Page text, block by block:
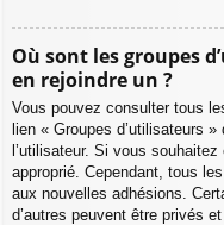
Où sont les groupes
en rejoindre un ?
Vous pouvez consulter tous
lien « Groupes d’utilisateurs
l’utilisateur. Si vous
approprié. Cependant, tous
aux nouvelles adhésions.
d’autres peuvent être privés